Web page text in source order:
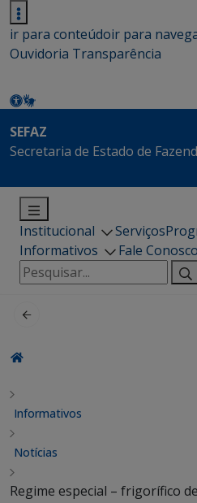
ir para conteúdoir para
Ouvidoria Transparência
SEFAZ
Secretaria de Estado de
Institucional Serviços
Informativos
Fale Conosco
Pesquisar
por:
Informativos
Notícias
Regime especial – frigorífico